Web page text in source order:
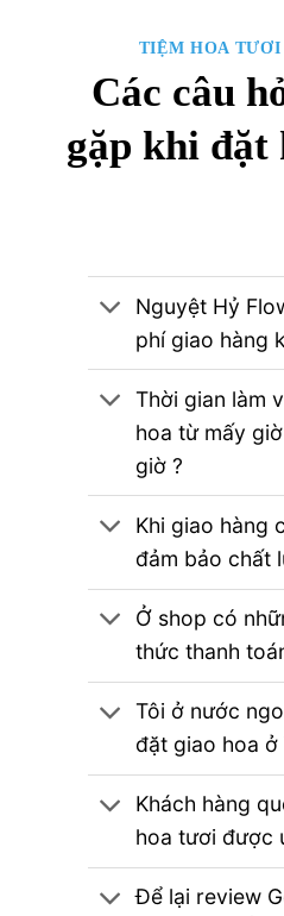
TIỆM HOA
Các câu
gặp khi đặt
Nguyệt Hỷ
phí giao hàng
Thời gian làm
hoa từ mấy
giờ ?
Khi giao hàng
đảm bảo chất
Ở shop có
thức thanh
Tôi ở nước
đặt giao hoa ở
Khách hàng
hoa tươi được
Để lại review